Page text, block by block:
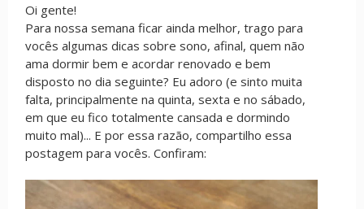
Oi gente!
Para nossa semana ficar ainda melhor, trago para
vocês algumas dicas sobre sono, afinal, quem não
ama dormir bem e acordar renovado e bem
disposto no dia seguinte? Eu adoro (e sinto muita
falta, principalmente na quinta, sexta e no sábado,
em que eu fico totalmente cansada e dormindo
muito mal)... E por essa razão, compartilho essa
postagem para vocês. Confiram: